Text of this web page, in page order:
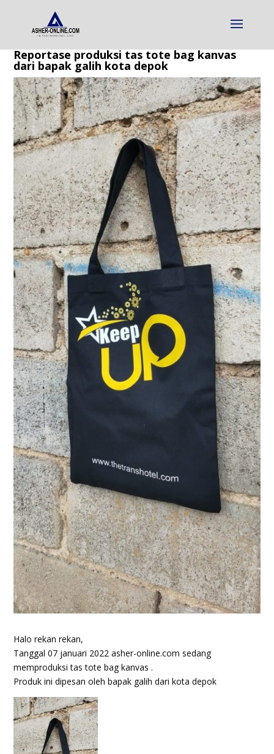
Reportase produksi tas tote bag kanvas
dari bapak galih kota depok
Halo rekan rekan,
Tanggal 07 januari 2022 asher-online.com sedang
memproduksi tas tote bag kanvas .
Produk ini dipesan oleh bapak galih dari kota depok